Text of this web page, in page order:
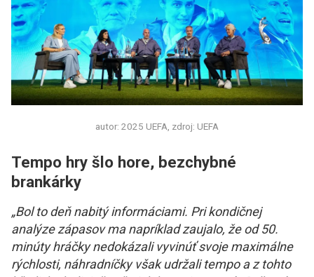
autor: 2025 UEFA, zdroj: UEFA
Tempo hry šlo hore, bezchybné
brankárky
„Bol to deň nabitý informáciami. Pri kondičnej
analýze zápasov ma napríklad zaujalo, že od 50.
minúty hráčky nedokázali vyvinúť svoje maximálne
rýchlosti, náhradníčky však udržali tempo a z tohto